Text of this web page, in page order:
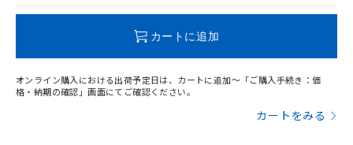
カートに追加
オンライン購入における出荷予定日は、カートに追加～「ご購入手続き：価
格・納期の確認」画面にてご確認ください。
カートをみる